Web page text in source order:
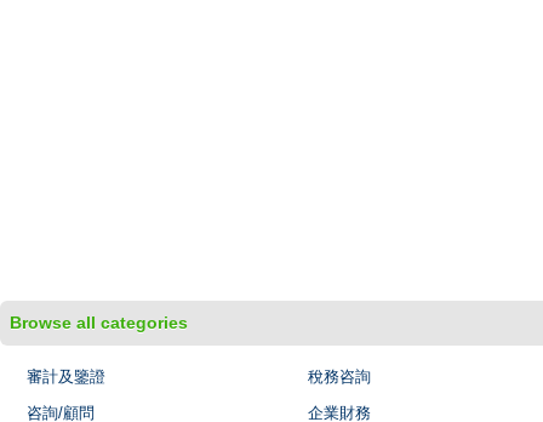
Browse all categories
審計及鑒證
稅務咨詢
咨詢/顧問
企業財務